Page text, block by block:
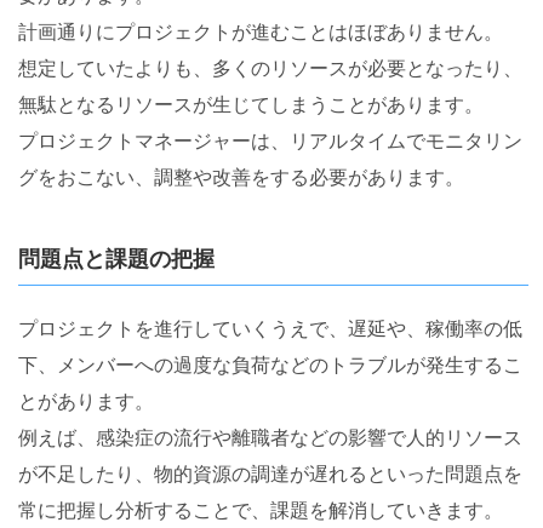
計画通りにプロジェクトが進むことはほぼありません。
想定していたよりも、多くのリソースが必要となったり、
無駄となるリソースが生じてしまうことがあります。
プロジェクトマネージャーは、リアルタイムでモニタリン
グをおこない、調整や改善をする必要があります。
問題点と課題の把握
プロジェクトを進行していくうえで、遅延や、稼働率の低
下、メンバーへの過度な負荷などのトラブルが発生するこ
とがあります。
例えば、感染症の流行や離職者などの影響で人的リソース
が不足したり、物的資源の調達が遅れるといった問題点を
常に把握し分析することで、課題を解消していきます。